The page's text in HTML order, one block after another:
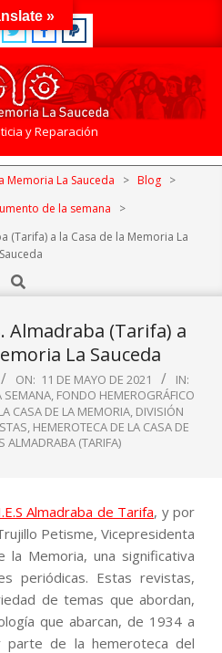
y Reparación
Memoria La Sauceda > Blog >
de la semana
>
(Tarifa) a la Casa de la Memoria La
Sauceda
Search
Almadraba (Tarifa) a
La Sauceda
ON: 11 DE MAYO DE 2021
IN:
SEMANA, FONDO HEMEROGRÁFICO
CASA DE LA MEMORIA, DIVISIÓN
, HEMEROTECA DE LA CASA DE
ALMADRABA (TARIFA)
Almadraba de Tarifa, y por
Petisme, Vicepresidenta
la Memoria, una significativa
periódicas. Estas revistas,
de temas que abordan,
que abarcan, de 1934 a
parte de la hemeroteca del
»